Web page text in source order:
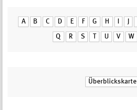
A B C D E F G H
Q R S U V W
Überblickskarte